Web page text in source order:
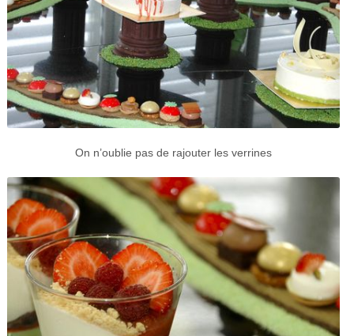
On n’oublie pas de rajouter les verrines